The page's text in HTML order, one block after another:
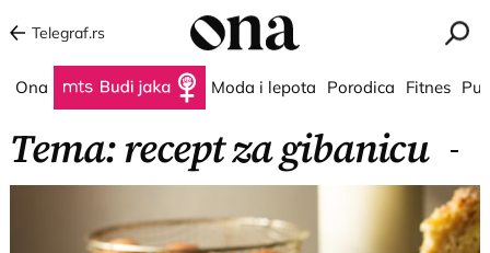
Telegraf.rs
Ona Budi jaka Moda i lepota Porodica Fitnes
Tema: recept za gibanicu